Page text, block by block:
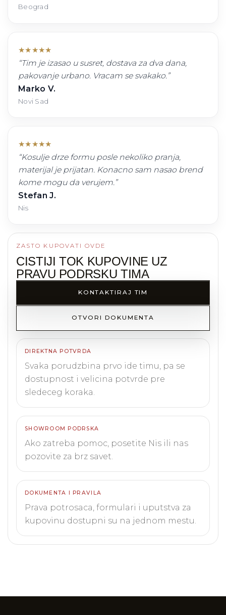
Beograd
★★★★★
“Tim je izasao u susret, dostava za dva dana,
pakovanje urbano. Vracam se svakako. ”
Marko V.
Novi Sad
★★★★★
“Kosulje drze formu posle nekoliko pranja,
materijal je prijatan. Konacno sam nasao brend
kome mogu da verujem. ”
Stefan J.
Nis
ZASTO KUPOVATI OVDE
CISTIJI TOK KUPOVINE UZ
PRAVU PODRSKU TIMA
KONTAKTIRAJ TIM
OTVORI DOKUMENTA
DIREKTNA POTVRDA
Svaka porudzbina prvo ide timu, pa se
dostupnost i velicina potvrde pre
sledeceg koraka.
SHOWROOM PODRSKA
Ako zatreba pomoc, posetite Nis ili nas
pozovite za brz savet.
DOKUMENTA I PRAVILA
Prava potrosaca, formulari i uputstva za
kupovinu dostupni su na jednom mestu.